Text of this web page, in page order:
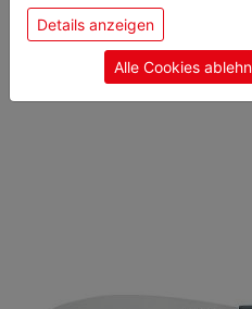
sie unsere Webseite
Einwilligung zu unseren
Details anzeigen
Alle Cookies